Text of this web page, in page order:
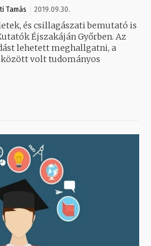
Tamás 2019.09.30.
és csillagászati bemutató is
Éjszakáján Győrben. Az
lehetett meghallgatni, a
volt tudományos